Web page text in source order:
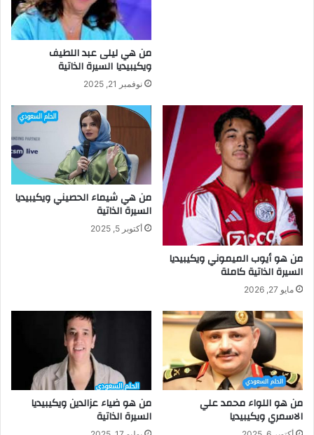
من هي ليلى عبد اللطيف
ويكيبيديا السيرة الذاتية
نوفمبر 21, 2025
من هو أيوب الميموني ويكيبيديا
السيرة الذاتية كاملة
مايو 27, 2026
من هي شيماء الحصيني ويكيبيديا
السيرة الذاتية
أكتوبر 5, 2025
من هو اللواء محمد علي
الاسمري ويكيبيديا
من هو ضياء عزالدين ويكيبيديا
السيرة الذاتية